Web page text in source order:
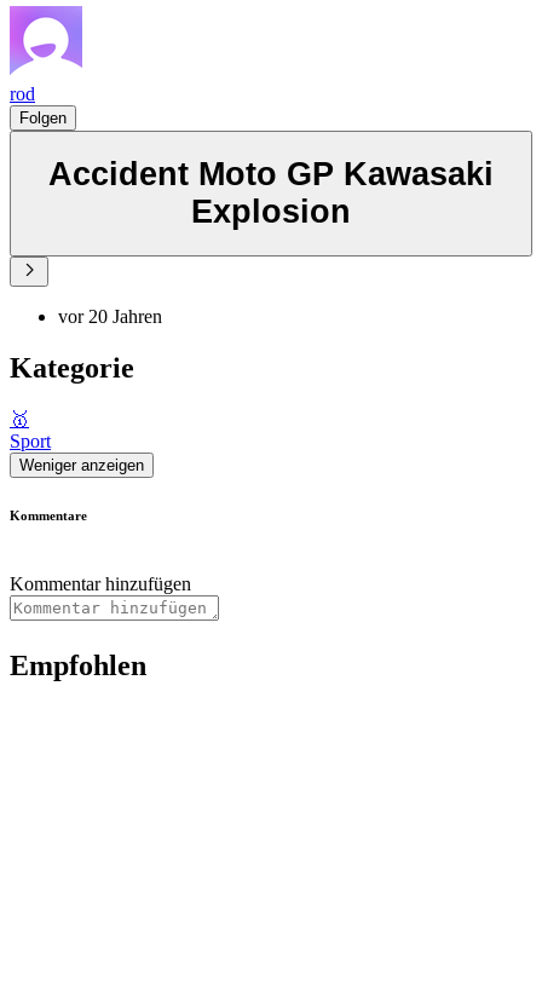
rod
Folgen
Accident Moto GP Kawasaki
Explosion
vor 20 Jahren
Kategorie
🥇
Sport
Weniger anzeigen
Kommentare
Kommentar hinzufügen
Empfohlen